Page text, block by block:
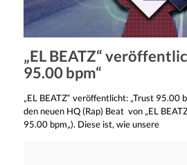
„EL BEATZ“
95.00 bpm“
„EL BEATZ“ veröffentlicht: „Trust 95.00
den neuen HQ (Rap) Beat von „EL
95.00 bpm„). Diese ist, wie unsere